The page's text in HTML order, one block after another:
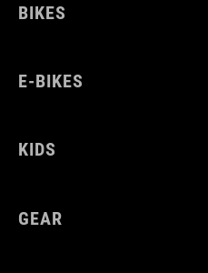
BIKES
E-BIKES
KIDS
GEAR